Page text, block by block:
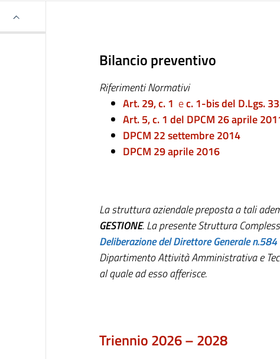
Bilancio preventivo
Riferimenti Normativi
Art. 29, c. 1 ec. 1-bisdel D.Lgs.
Art. 5, c. 1 del DPCM 26 aprile
DPCM 22 settembre 2014
DPCM 29 aprile 2016
La struttura aziendale preposta a tali
GESTIONE.La presente Struttura
Deliberazione del Direttore Generale n.584
Dipartimento Attività Amministrativa e
al quale ad esso afferisce.
Triennio 2026 – 2028